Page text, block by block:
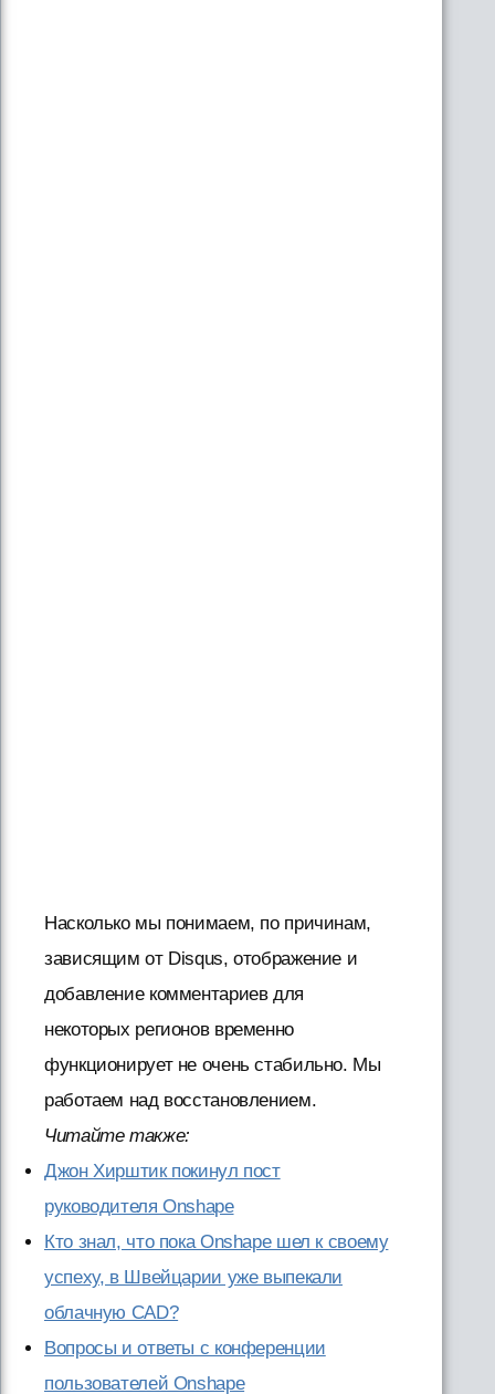
Насколько мы понимаем, по причинам,
зависящим от Disqus, отображение и
добавление комментариев для
некоторых регионов временно
функционирует не очень стабильно. Мы
работаем над восстановлением.
Читайте также:
Джон Хирштик покинул пост
руководителя Onshape
Кто знал, что пока Onshape шел к своему
успеху, в Швейцарии уже выпекали
облачную CAD?
Вопросы и ответы с конференции
пользователей Onshape